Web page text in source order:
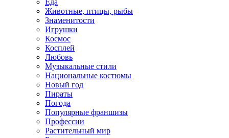
Еда
Животные, птицы, рыбы
Знаменитости
Игрушки
Космос
Косплей
Любовь
Музыкальные стили
Национальные костюмы
Новый год
Пираты
Погода
Популярные франшизы
Профессии
Растительный мир